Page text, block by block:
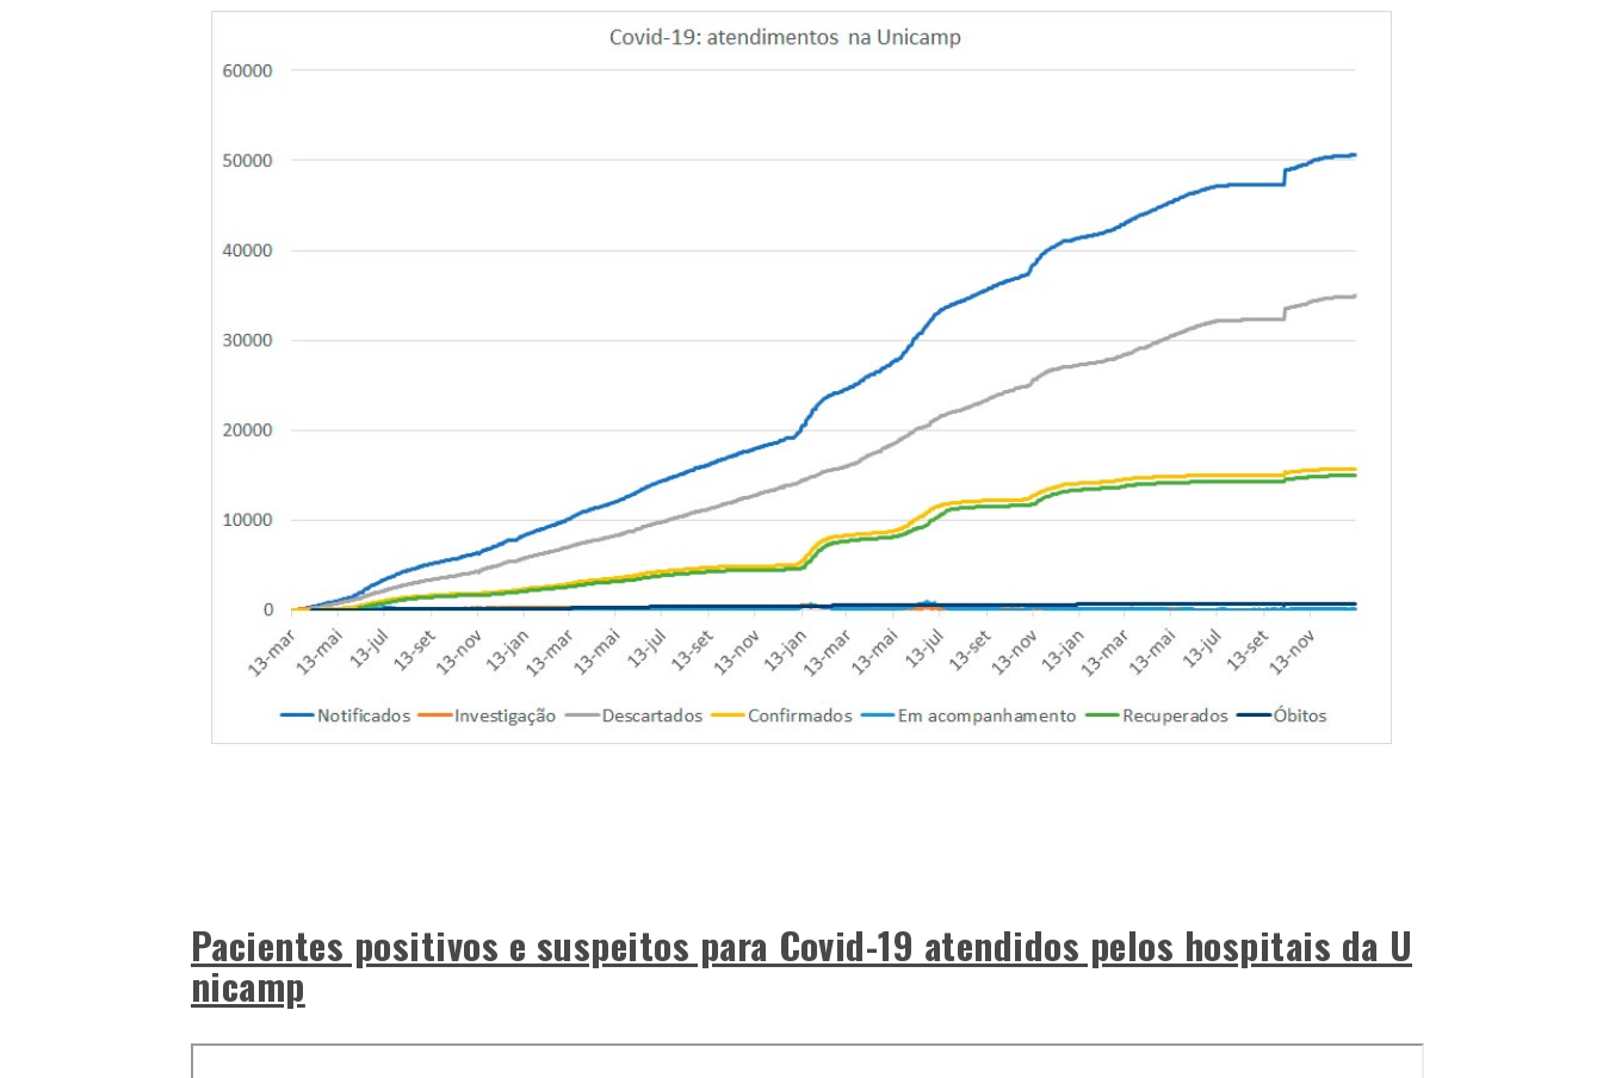
Pacientes positivos e suspeitos para Covid-19 atendidos pelos hospitais da U
nicamp